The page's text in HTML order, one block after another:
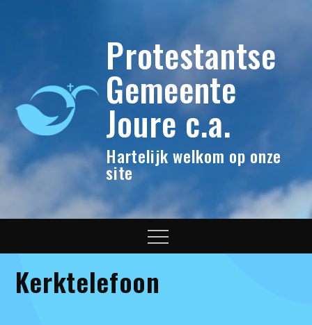
Protestantse
Gemeente
Joure c.a.
Hartelijk welkom op onze
site
Kerktelefoon